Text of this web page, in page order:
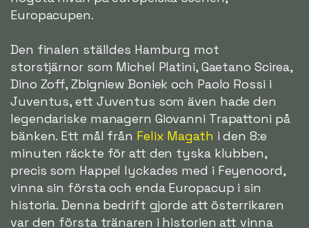
Europacupen.
Den finalen ställdes Hamburg mot
storstjärnor som Michel Platini, Gaetano Scirea,
Dino Zoff, Zbigniew Boniek och Paolo Rossi i
Juventus, ett Juventus som även hade den
legendariske managern Giovanni Trapattoni på
bänken. Ett mål från Felix Magath i den 8:e
minuten räckte för att den tyska klubben,
precis som Happel lyckades med i Feyenoord,
vinna sin första och enda Europacup i sin
historia. Denna bedrift gjorde att österrikaren
var den första tränaren i historien att vinna